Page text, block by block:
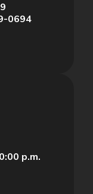
0694
p.m.